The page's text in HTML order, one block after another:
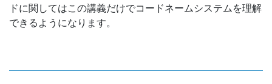
ドに関してはこの講義だけでコードネームシステムを理解
できるようになります。